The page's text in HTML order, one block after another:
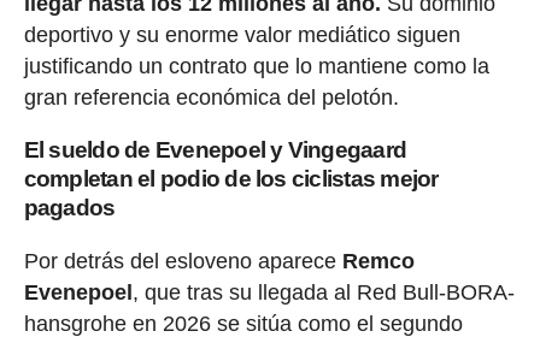
deportivo y su enorme valor mediático siguen
justificando un contrato que lo mantiene como la
gran referencia económica del pelotón.
El sueldo de Evenepoel y Vingegaard
completan el podio de los ciclistas mejor
pagados
Por detrás del esloveno aparece Remco
Evenepoel, que tras su llegada al Red Bull-BORA-
hansgrohe en 2026 se sitúa como el segundo